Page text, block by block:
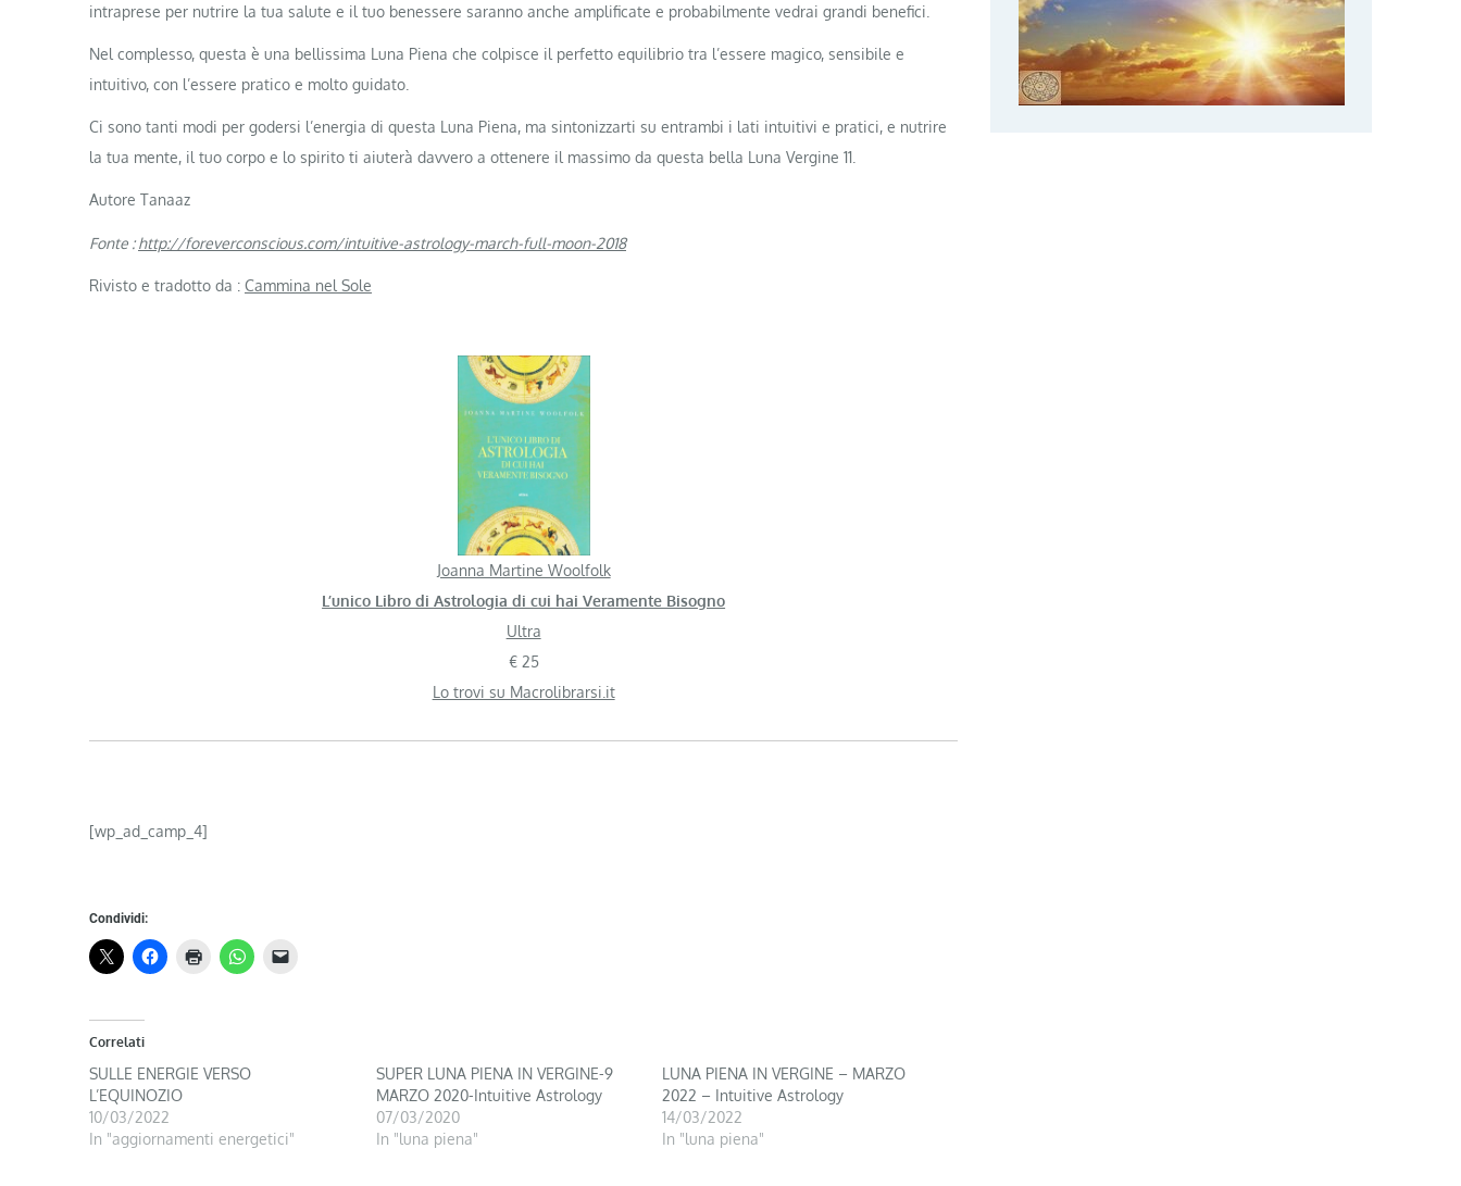
intraprese per nutrire la tua salute e il tuo benessere saranno anche amplificate e probabilmente vedrai grandi benefici.
Nel complesso, questa è una bellissima Luna Piena che colpisce il perfetto equilibrio tra l’essere magico, sensibile e
intuitivo, con l’essere pratico e molto guidato.
Ci sono tanti modi per godersi l’energia di questa Luna Piena, ma sintonizzarti su entrambi i lati intuitivi e pratici, e nutrire
la tua mente, il tuo corpo e lo spirito ti aiuterà davvero a ottenere il massimo da questa bella Luna Vergine 11.
Autore Tanaaz
Fonte :http://foreverconscious.com/intuitive-astrology-march-full-moon-2018
Rivisto e tradotto da : Cammina nel Sole
Joanna Martine Woolfolk
L’unico Libro di Astrologia di cui hai Veramente Bisogno
Ultra
€ 25
Lo trovi su Macrolibrarsi.it
[wp_ad_camp_4]
Condividi:
Correlati
SULLE ENERGIE VERSO
L’EQUINOZIO
10/03/2022
In "aggiornamenti energetici"
SUPER LUNA PIENA IN VERGINE-9
MARZO 2020-Intuitive Astrology
07/03/2020
In "luna piena"
LUNA PIENA IN VERGINE – MARZO
2022 – Intuitive Astrology
14/03/2022
In "luna piena"